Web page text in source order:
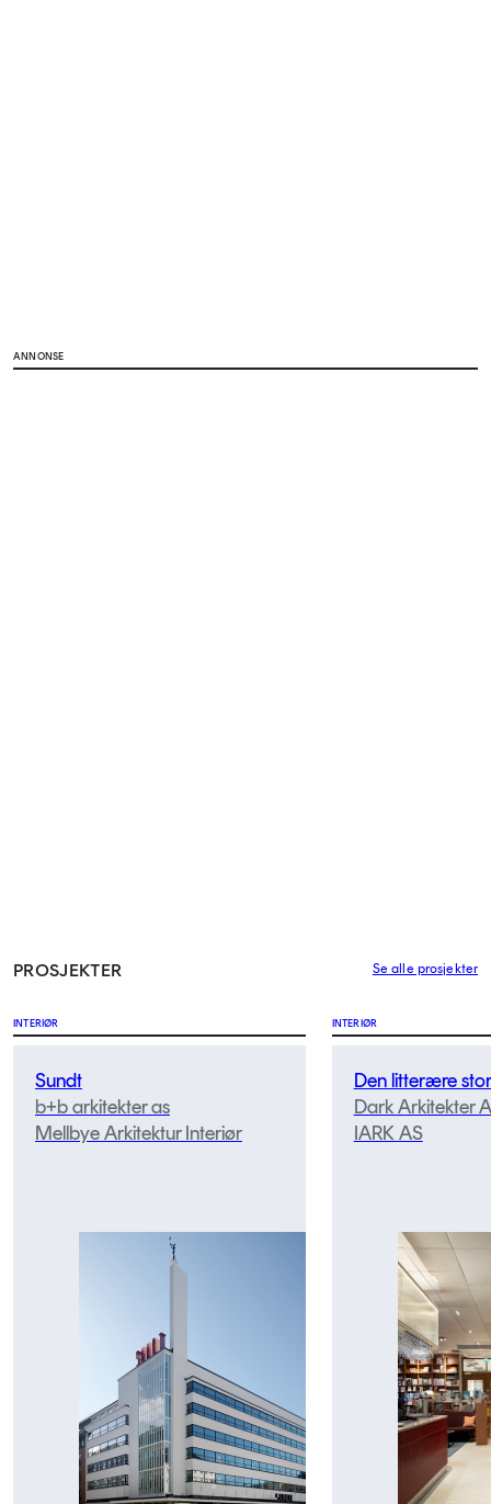
ANNONSE
PROSJEKTER Se alle prosjekter
INTERIØR
Sundt
b+b arkitekter as
Mellbye Arkitektur Interiør
INTERIØR
Den litterære
Dark Arkitekter
IARK AS